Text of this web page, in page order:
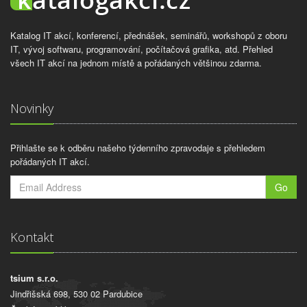
Katalog IT akcí, konferencí, přednášek, seminářů, workshopů z oboru
IT, vývoj softwaru, programování, počítačová grafika, atd. Přehled
všech IT akcí na jednom místě a pořádaných většinou zdarma.
Novinky
Přihlašte se k odběru našeho týdenního zpravodaje s přehledem
pořádaných IT akcí.
Go
Kontakt
tsium s.r.o.
Jindřišská 698, 530 02 Pardubice